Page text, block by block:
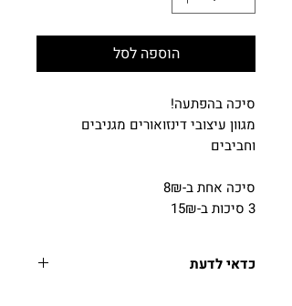
הוספה לסל
סיכה בהפתעה!
מגוון עיצובי דינזואורים מגניבים
וחביבים
סיכה אחת ב-8₪
3 סיכות ב-15₪
כדאי לדעת